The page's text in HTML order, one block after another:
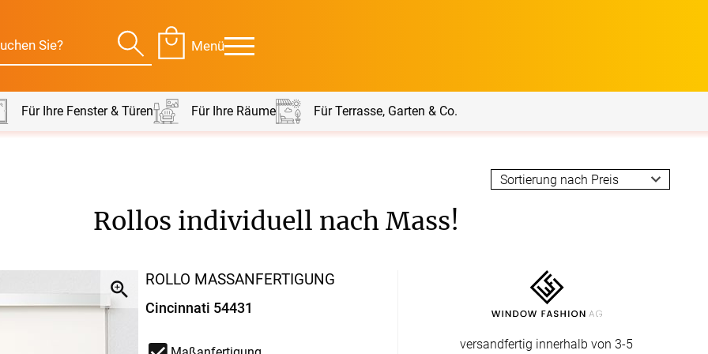
Menü
Kissen
Alle Kissen
Massanfertigung
Tischdecke
Balkon Sichtschutz
Alle Balkonbespannungen
Service
Für Ihre Fenster & Türen Für Ihre Räume Für Terrasse, Garten & Co.
Rollos individuell nach Mass!
ROLLO MASSANFERTIGUNG
Cincinnati 54431
versandfertig innerhalb von 3-5